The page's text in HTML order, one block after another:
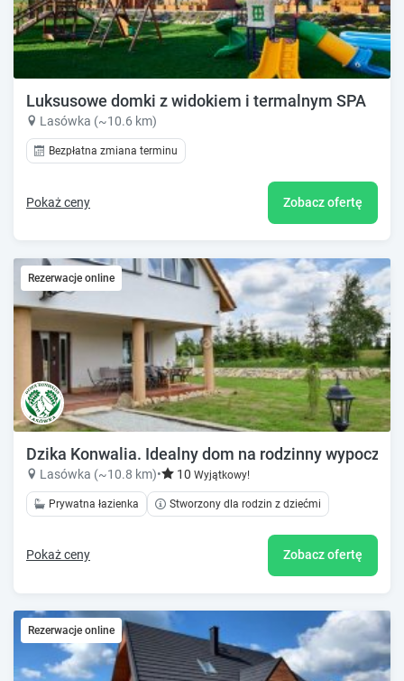
Luksusowe domki z widokiem i termalnym SPA
Lasówka (~10.6 km)
Bezpłatna zmiana terminu
Pokaż ceny Zobacz ofertę
Rezerwacje online
Dzika Konwalia. Idealny dom na rodzinny
Lasówka (~10.8 km)• 10 Wyjątkowy!
Prywatna łazienka Stworzony dla rodzin z dziećmi
Pokaż ceny Zobacz ofertę
Rezerwacje online